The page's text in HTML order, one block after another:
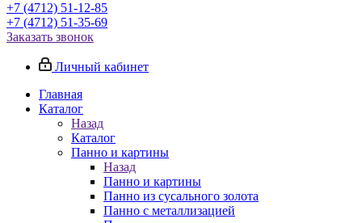
+7 (4712) 51-12-85
+7 (4712) 51-35-69
Заказать звонок
Личный кабинет
Главная
Каталог
Назад
Каталог
Панно и картины
Назад
Панно и картины
Панно из сусального золота
Панно с металлизацией